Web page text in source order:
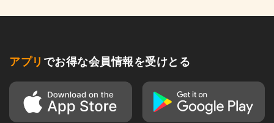
アプリ でお得な会員情報を受けとる